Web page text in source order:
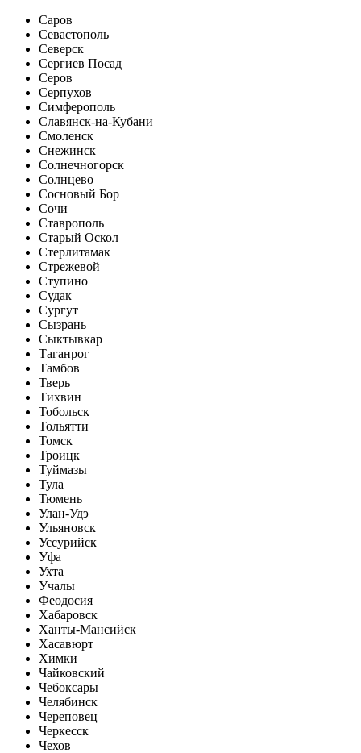
Саров
Севастополь
Северск
Сергиев Посад
Серов
Серпухов
Симферополь
Славянск-на-Кубани
Смоленск
Снежинск
Солнечногорск
Солнцево
Сосновый Бор
Сочи
Ставрополь
Старый Оскол
Стерлитамак
Стрежевой
Ступино
Судак
Сургут
Сызрань
Сыктывкар
Таганрог
Тамбов
Тверь
Тихвин
Тобольск
Тольятти
Томск
Троицк
Туймазы
Тула
Тюмень
Улан-Удэ
Ульяновск
Уссурийск
Уфа
Ухта
Учалы
Феодосия
Хабаровск
Ханты-Мансийск
Хасавюрт
Химки
Чайковский
Чебоксары
Челябинск
Череповец
Черкесск
Чехов